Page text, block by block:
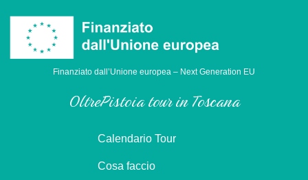
Finanziato dall’Unione europea – Next Generation EU
OltrePistoia tour in Toscana
Calendario Tour
Cosa faccio